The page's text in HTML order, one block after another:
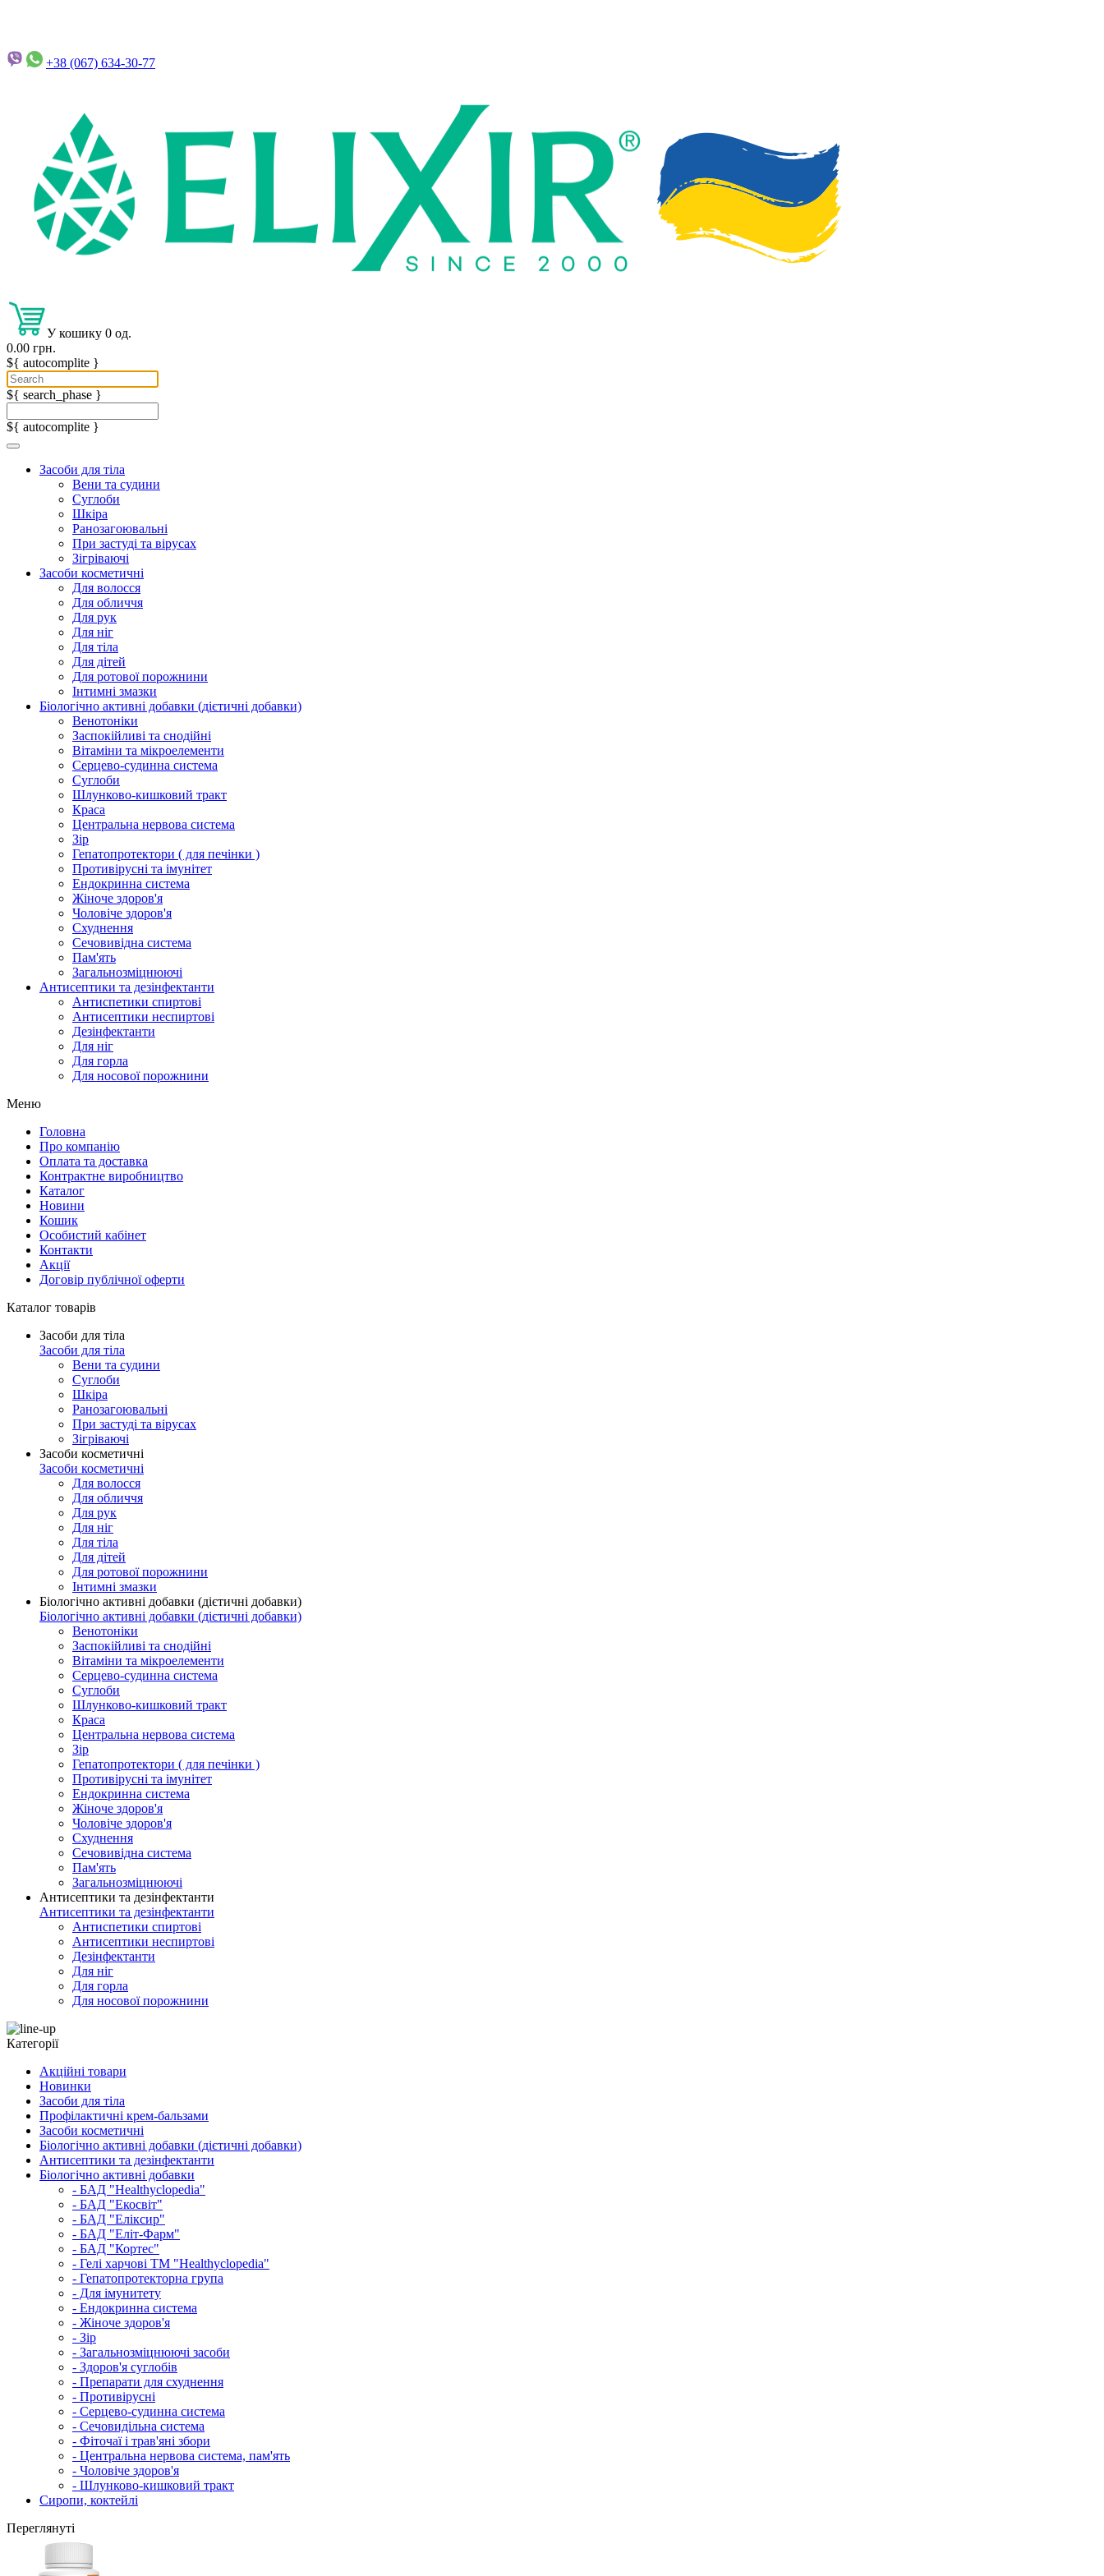
+38 (067) 634-30-77
У кошику 0 од.
0.00 грн.
${ autocomplite }
${ search_phase }
${ autocomplite }
Засоби для тіла
Вени та судини
Суглоби
Шкіра
Ранозагоювальні
При застуді та вірусах
Зігріваючі
Засоби косметичні
Для волосся
Для обличчя
Для рук
Для ніг
Для тіла
Для дітей
Для ротової порожнини
Інтимні змазки
Біологічно активні добавки (дієтичні добавки)
Венотоніки
Заспокійливі та снодійні
Вітаміни та мікроелементи
Серцево-судинна система
Суглоби
Шлунково-кишковий тракт
Краса
Центральна нервова система
Зір
Гепатопротектори ( для печінки )
Противірусні та імунітет
Ендокринна система
Жіноче здоров'я
Чоловіче здоров'я
Схуднення
Сечовивідна система
Пам'ять
Загальнозміцнюючі
Антисептики та дезінфектанти
Антиспетики спиртові
Антисептики неспиртові
Дезінфектанти
Для ніг
Для горла
Для носової порожнини
Меню
Головна
Про компанію
Оплата та доставка
Контрактне виробництво
Каталог
Новини
Кошик
Особистий кабінет
Контакти
Акції
Договір публічної оферти
Каталог товарів
Засоби для тіла
Засоби для тіла
Вени та судини
Суглоби
Шкіра
Ранозагоювальні
При застуді та вірусах
Зігріваючі
Засоби косметичні
Засоби косметичні
Для волосся
Для обличчя
Для рук
Для ніг
Для тіла
Для дітей
Для ротової порожнини
Інтимні змазки
Біологічно активні добавки (дієтичні добавки)
Біологічно активні добавки (дієтичні добавки)
Венотоніки
Заспокійливі та снодійні
Вітаміни та мікроелементи
Серцево-судинна система
Суглоби
Шлунково-кишковий тракт
Краса
Центральна нервова система
Зір
Гепатопротектори ( для печінки )
Противірусні та імунітет
Ендокринна система
Жіноче здоров'я
Чоловіче здоров'я
Схуднення
Сечовивідна система
Пам'ять
Загальнозміцнюючі
Антисептики та дезінфектанти
Антисептики та дезінфектанти
Антиспетики спиртові
Антисептики неспиртові
Дезінфектанти
Для ніг
Для горла
Для носової порожнини
Категорії
Акційні товари
Новинки
Засоби для тіла
Профілактичні крем-бальзами
Засоби косметичні
Біологічно активні добавки (дієтичні добавки)
Антисептики та дезінфектанти
Біологічно активні добавки
- БАД "Healthyclopedia"
- БАД "Екосвіт"
- БАД "Еліксир"
- БАД "Еліт-Фарм"
- БАД "Кортес"
- Гелі харчові ТМ "Healthyclopedia"
- Гепатопротекторна група
- Для імунитету
- Ендокринна система
- Жіноче здоров'я
- Зір
- Загальнозміцнюючі засоби
- Здоров'я суглобів
- Препарати для схуднення
- Противірусні
- Серцево-судинна система
- Сечовидільна система
- Фіточаї і трав'яні збори
- Центральна нервова система, пам'ять
- Чоловіче здоров'я
- Шлунково-кишковий тракт
Сиропи, коктейлі
Переглянуті